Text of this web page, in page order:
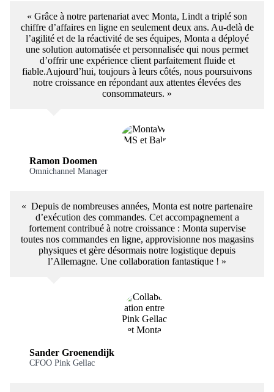
« Grâce à notre partenariat avec Monta, Lindt a triplé son
chiffre d’affaires en ligne en seulement deux ans. Au-delà de
l’agilité et de la réactivité de ses équipes, Monta a déployé
une solution automatisée et personnalisée qui nous permet
d’offrir une expérience client parfaitement fluide et
fiable.Aujourd’hui, toujours à leurs côtés, nous poursuivons
notre croissance en répondant aux attentes élevées des
consommateurs. »
Ramon Doomen
Omnichannel Manager
« Depuis de nombreuses années, Monta est notre partenaire
d’exécution des commandes. Cet accompagnement a
fortement contribué à notre croissance : Monta supervise
toutes nos commandes en ligne, approvisionne nos magasins
physiques et gère désormais notre logistique depuis
l’Allemagne. Une collaboration fantastique ! »
Sander Groenendijk
CFOO Pink Gellac